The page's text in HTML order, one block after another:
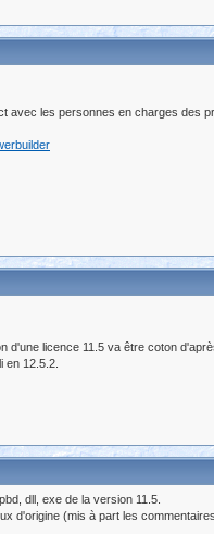
les personnes en charges des
d'une licence 11.5 va être coton
en 12.5.2.
dll, exe de la version 11.5.
d'origine (mis à part les